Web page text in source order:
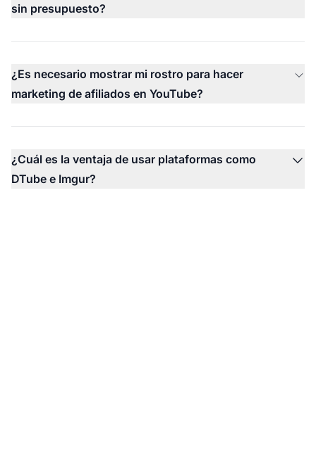
sin presupuesto?
¿Es necesario mostrar mi rostro para hacer
marketing de afiliados en YouTube?
¿Cuál es la ventaja de usar plataformas como
DTube e Imgur?